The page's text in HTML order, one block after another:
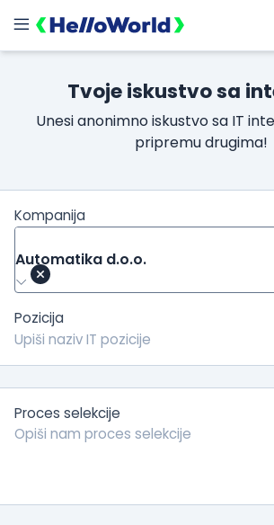
Tvoje iskustvo sa
Unesi anonimno iskustvo sa IT
pripremu drugima!
Kompanija
Automatika d.o.o.
Pozicija
Proces selekcije